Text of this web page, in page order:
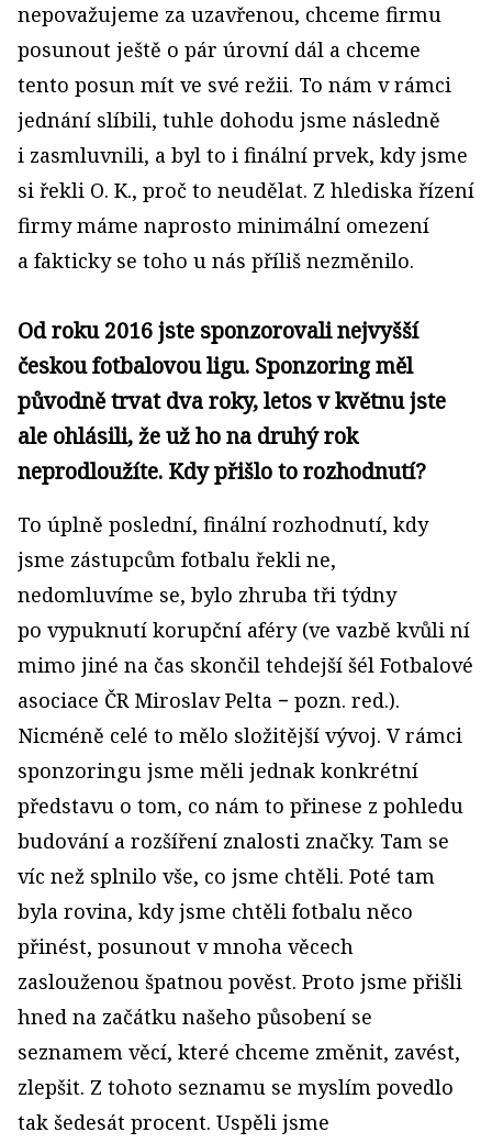
nepovažujeme za uzavřenou, chceme firmu
posunout ještě o pár úrovní dál a chceme
tento posun mít ve své režii. To nám v rámci
jednání slíbili, tuhle dohodu jsme následně
i zasmluvnili, a byl to i finální prvek, kdy jsme
si řekli O. K., proč to neudělat. Z hlediska řízení
firmy máme naprosto minimální omezení
a fakticky se toho u nás příliš nezměnilo.
Od roku 2016 jste sponzorovali nejvyšší
českou fotbalovou ligu. Sponzoring měl
původně trvat dva roky, letos v květnu jste
ale ohlásili, že už ho na druhý rok
neprodloužíte. Kdy přišlo to rozhodnutí?
To úplně poslední, finální rozhodnutí, kdy
jsme zástupcům fotbalu řekli ne,
nedomluvíme se, bylo zhruba tři týdny
po vypuknutí korupční aféry (ve vazbě kvůli ní
mimo jiné na čas skončil tehdejší šél Fotbalové
asociace ČR Miroslav Pelta − pozn. red.).
Nicméně celé to mělo složitější vývoj. V rámci
sponzoringu jsme měli jednak konkrétní
představu o tom, co nám to přinese z pohledu
budování a rozšíření znalosti značky. Tam se
víc než splnilo vše, co jsme chtěli. Poté tam
byla rovina, kdy jsme chtěli fotbalu něco
přinést, posunout v mnoha věcech
zaslouženou špatnou pověst. Proto jsme přišli
hned na začátku našeho působení se
seznamem věcí, které chceme změnit, zavést,
zlepšit. Z tohoto seznamu se myslím povedlo
tak šedesát procent. Uspěli jsme